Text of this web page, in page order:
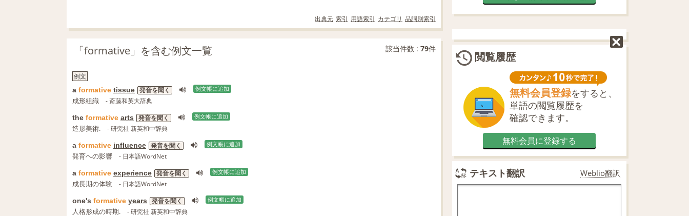
出典元 索引 用語索引 カテゴリ 品詞別索引
「formative」を含む例文一覧 該当件数 : 79件
例文
a formative tissue 発音を聞く 例文帳に追加
成形組織 - 斎藤和英大辞典
the formative arts 発音を聞く 例文帳に追加
造形美術. - 研究社 新英和中辞典
a formative influence 発音を聞く 例文帳に追加
発育への影響 - 日本語WordNet
a formative experience 発音を聞く 例文帳に追加
成長期の体験 - 日本語WordNet
one's formative years 発音を聞く 例文帳に追加
人格形成の時期. - 研究社 新英和中辞典
閲覧履歴
無料会員登録をすると、
単語の閲覧履歴を
確認できます。
無料会員に登録する
テキスト翻訳 Weblio翻訳